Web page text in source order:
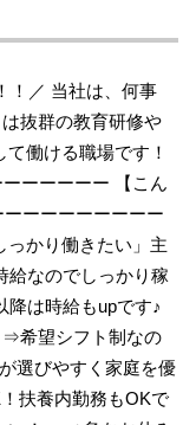
！／ 当社は、何事
抜群の教育研修や
働ける職場です！
ーーーーー 【こん
ーーーーーーーー
かり働きたい」主
なのでしっかり稼
降は時給もupです♪
希望シフト制なの
選びやすく家庭を優
扶養内勤務もOKで